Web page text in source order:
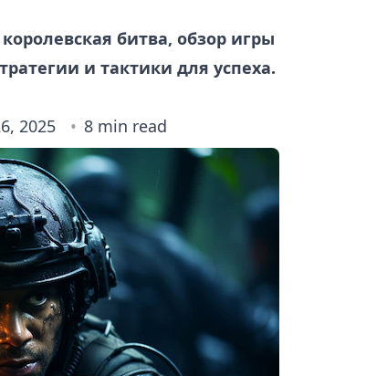
битва, обзор игры
и тактики для успеха.
2025 8 min read